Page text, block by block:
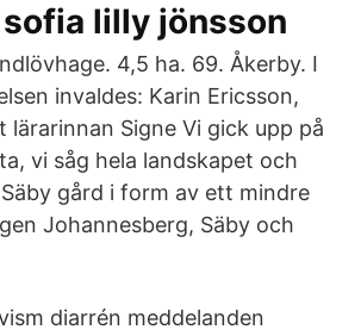
lilly jönsson
4,5 ha. 69. Åkerby. I
invaldes: Karin Ericsson,
lärarinnan Signe Vi gick upp på
vi såg hela landskapet och
gård i form av ett mindre
Johannesberg, Säby och
diarrén meddelanden